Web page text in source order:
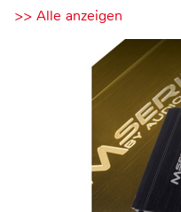
>> Alle anzeigen